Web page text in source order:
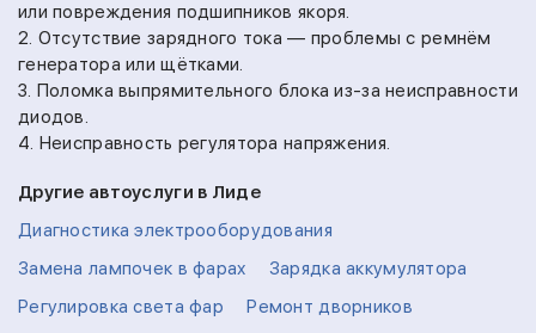
или повреждения подшипников якоря.
2. Отсутствие зарядного тока — проблемы с ремнём
генератора или щётками.
3. Поломка выпрямительного блока из-за неисправности
диодов.
4. Неисправность регулятора напряжения.
Другие автоуслуги в Лиде
Диагностика электрооборудования
Замена лампочек в фарах
Зарядка аккумулятора
Регулировка света фар
Ремонт дворников